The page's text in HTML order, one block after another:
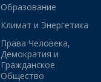
Образование
Климат и Энергетика
Права Человека,
Демократия и
Гражданское
Общество